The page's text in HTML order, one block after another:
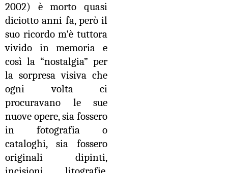
2002) è morto quasi
diciotto anni fa, però il
suo ricordo m'è tuttora
vivido in memoria e
così la “nostalgia” per
la sorpresa visiva che
ogni volta ci
procuravano le sue
nuove opere, sia fossero
in fotografia o
cataloghi, sia fossero
originali dipinti,